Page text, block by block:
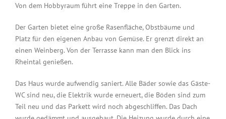
Von dem Hobbyraum führt eine Treppe in den Garten.
Der Garten bietet eine große Rasenfläche, Obstbäume und
Platz für den eigenen Anbau von Gemüse. Er grenzt direkt an
einen Weinberg. Von der Terrasse kann man den Blick ins
Rheintal genießen.
Das Haus wurde aufwendig saniert. Alle Bäder sowie das Gäste-
WC sind neu, die Elektrik wurde erneuert, die Böden sind zum
Teil neu und das Parkett wird noch abgeschliffen. Das Dach